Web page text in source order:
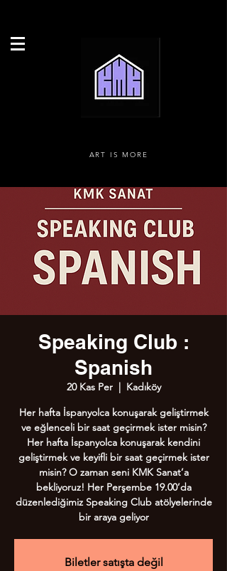
ART IS MORE
Speaking Club :
Spanish
20 Kas Per
  |
Kadıköy
Her hafta İspanyolca konuşarak geliştirmek
ve eğlenceli bir saat geçirmek ister misin?
Her hafta İspanyolca konuşarak kendini
geliştirmek ve keyifli bir saat geçirmek ister
misin? O zaman seni KMK Sanat’a
bekliyoruz! Her Perşembe 19.00’da
düzenlediğimiz Speaking Club atölyelerinde
bir araya geliyor
Biletler satışta değil